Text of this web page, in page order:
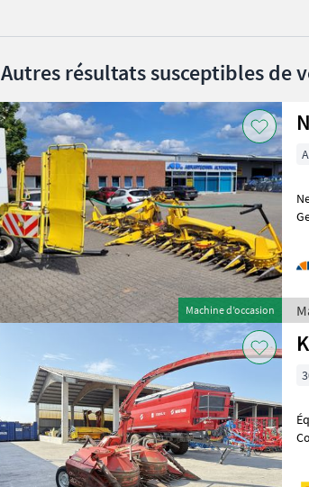
Autres résultats susceptibles de
Machine d’occasion